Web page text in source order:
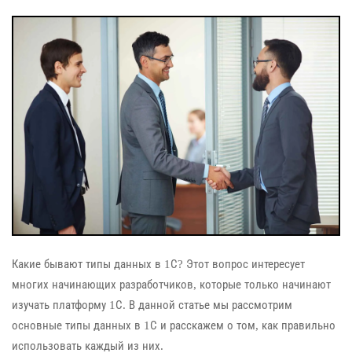
Какие бывают типы данных в 1С? Этот вопрос интересует
многих начинающих разработчиков, которые только начинают
изучать платформу 1С. В данной статье мы рассмотрим
основные типы данных в 1С и расскажем о том, как правильно
использовать каждый из них.